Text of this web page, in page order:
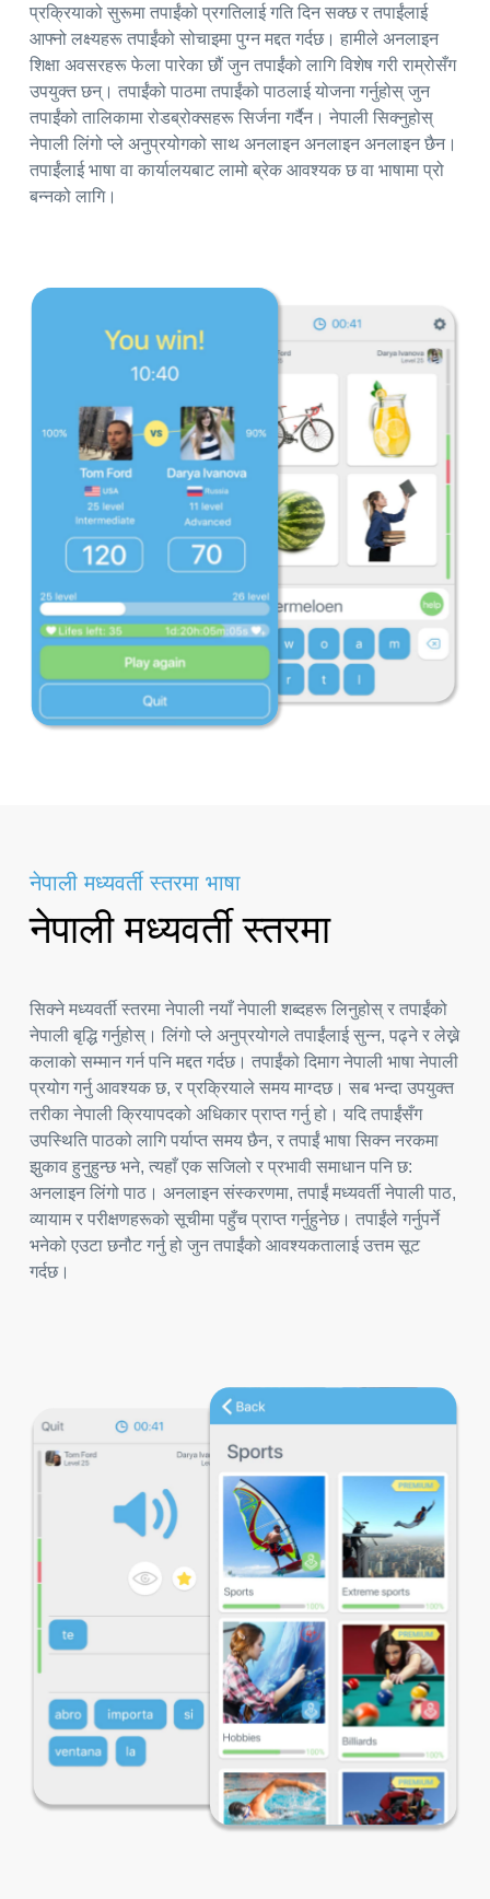
प्रक्रियाको सुरूमा तपाईंको प्रगतिलाई गति दिन सक्छ र तपाईंलाई
आफ्नो लक्ष्यहरू तपाईंको सोचाइमा पुग्न मद्दत गर्दछ। हामीले अनलाइन
शिक्षा अवसरहरू फेला पारेका छौं जुन तपाईंको लागि विशेष गरी राम्रोसँग
उपयुक्त छन्। तपाईंको पाठमा तपाईंको पाठलाई योजना गर्नुहोस् जुन
तपाईंको तालिकामा रोडब्रोक्सहरू सिर्जना गर्दैन। नेपाली सिक्नुहोस्
नेपाली लिंगो प्ले अनुप्रयोगको साथ अनलाइन अनलाइन अनलाइन छैन।
तपाईंलाई भाषा वा कार्यालयबाट लामो ब्रेक आवश्यक छ वा भाषामा प्रो
बन्नको लागि।
नेपाली मध्यवर्ती स्तरमा भाषा
नेपाली मध्यवर्ती स्तरमा
सिक्ने मध्यवर्ती स्तरमा नेपाली नयाँ नेपाली शब्दहरू लिनुहोस् र तपाईंको
नेपाली बृद्धि गर्नुहोस्। लिंगो प्ले अनुप्रयोगले तपाईंलाई सुन्न, पढ्ने र लेख्ने
कलाको सम्मान गर्न पनि मद्दत गर्दछ। तपाईंको दिमाग नेपाली भाषा नेपाली
प्रयोग गर्नु आवश्यक छ, र प्रक्रियाले समय माग्दछ। सब भन्दा उपयुक्त
तरीका नेपाली क्रियापदको अधिकार प्राप्त गर्नु हो। यदि तपाईंसँग
उपस्थिति पाठको लागि पर्याप्त समय छैन, र तपाईं भाषा सिक्न नरकमा
झुकाव हुनुहुन्छ भने, त्यहाँ एक सजिलो र प्रभावी समाधान पनि छ:
अनलाइन लिंगो पाठ। अनलाइन संस्करणमा, तपाईं मध्यवर्ती नेपाली पाठ,
व्यायाम र परीक्षणहरूको सूचीमा पहुँच प्राप्त गर्नुहुनेछ। तपाईंले गर्नुपर्ने
भनेको एउटा छनौट गर्नु हो जुन तपाईंको आवश्यकतालाई उत्तम सूट
गर्दछ।